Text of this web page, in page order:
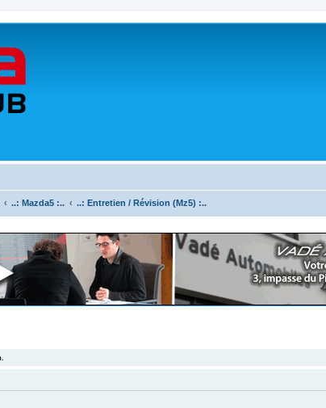
..: Mazda5 :.. ..: Entretien / Révision (Mz5) :..